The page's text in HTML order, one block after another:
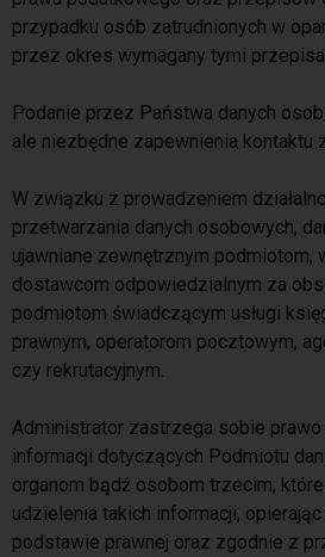
przypadku osób zatrudnionych w
przez okres wymagany tymi
Podanie przez Państwa danych
ale niezbędne zapewnienia kontaktu
W związku z prowadzeniem
przetwarzania danych osobowych,
ujawniane zewnętrznym
dostawcom odpowiedzialnym za
podmiotom świadczącym usługi
prawnym, operatorom pocztowym,
czy rekrutacyjnym.
Administrator zastrzega sobie prawo
informacji dotyczących Podmiotu
organom bądź osobom trzecim,
udzielenia takich informacji,
podstawie prawnej oraz zgodnie z